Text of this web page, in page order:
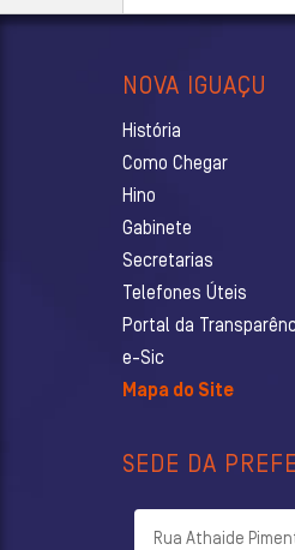
NOVA IGUAÇU
História
Como Chegar
Hino
Gabinete
Secretarias
Telefones Úteis
Portal da
e-Sic
Mapa do Site
SEDE DA
Rua Athaide